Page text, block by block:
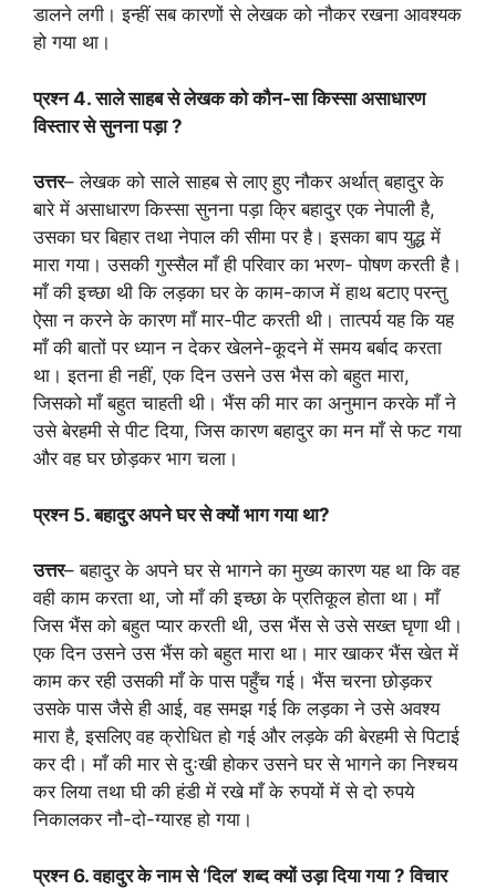
डालने लगी। इन्हीं सब कारणों से लेखक को नौकर रखना आवश्यक
हो गया था।
प्रश्न 4. साले साहब से लेखक को कौन-सा किस्सा असाधारण
विस्तार से सुनना पड़ा ?
उत्तर– लेखक को साले साहब से लाए हुए नौकर अर्थात् बहादुर के
बारे में असाधारण किस्सा सुनना पड़ा क्रि बहादुर एक नेपाली है,
उसका घर बिहार तथा नेपाल की सीमा पर है। इसका बाप युद्ध में
मारा गया। उसकी गुस्सैल माँ ही परिवार का भरण- पोषण करती है।
माँ की इच्छा थी कि लड़का घर के काम-काज में हाथ बटाए परन्तु
ऐसा न करने के कारण माँ मार-पीट करती थी। तात्पर्य यह कि यह
माँ की बातों पर ध्यान न देकर खेलने-कूदने में समय बर्बाद करता
था। इतना ही नहीं, एक दिन उसने उस भैस को बहुत मारा,
जिसको माँ बहुत चाहती थी। भैंस की मार का अनुमान करके माँ ने
उसे बेरहमी से पीट दिया, जिस कारण बहादुर का मन माँ से फट गया
और वह घर छोड़कर भाग चला।
प्रश्न 5. बहादुर अपने घर से क्यों भाग गया था?
उत्तर– बहादुर के अपने घर से भागने का मुख्य कारण यह था कि वह
वही काम करता था, जो माँ की इच्छा के प्रतिकूल होता था। माँ
जिस भैंस को बहुत प्यार करती थी, उस भैंस से उसे सख्त घृणा थी।
एक दिन उसने उस भैंस को बहुत मारा था। मार खाकर भैंस खेत में
काम कर रही उसकी माँ के पास पहुँच गई। भैंस चरना छोड़कर
उसके पास जैसे ही आई, वह समझ गई कि लड़का ने उसे अवश्य
मारा है, इसलिए वह क्रोधित हो गई और लड़के की बेरहमी से पिटाई
कर दी। माँ की मार से दुःखी होकर उसने घर से भागने का निश्चय
कर लिया तथा घी की हंडी में रखे माँ के रुपयों में से दो रुपये
निकालकर नौ-दो-ग्यारह हो गया।
प्रश्न 6. वहादुर के नाम से ‘दिल’ शब्द क्यों उड़ा दिया गया ? विचार